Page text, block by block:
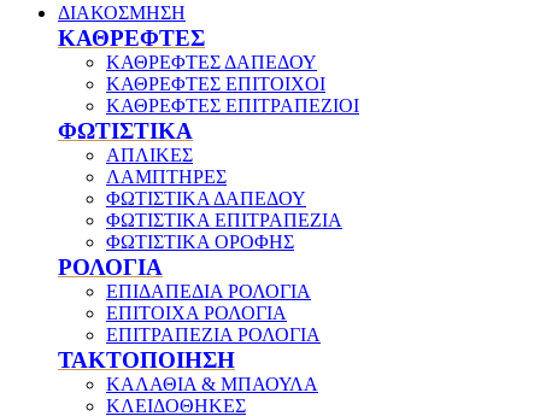
ΔΙΑΚΟΣΜΗΣΗ
ΚΑΘΡΕΦΤΕΣ
ΚΑΘΡΕΦΤΕΣ ΔΑΠΕΔΟΥ
ΚΑΘΡΕΦΤΕΣ ΕΠΙΤΟΙΧΟΙ
ΚΑΘΡΕΦΤΕΣ ΕΠΙΤΡΑΠΕΖΙΟΙ
ΦΩΤΙΣΤΙΚΑ
ΑΠΛΙΚΕΣ
ΛΑΜΠΤΗΡΕΣ
ΦΩΤΙΣΤΙΚΑ ΔΑΠΕΔΟΥ
ΦΩΤΙΣΤΙΚΑ ΕΠΙΤΡΑΠΕΖΙΑ
ΦΩΤΙΣΤΙΚΑ ΟΡΟΦΗΣ
ΡΟΛΟΓΙΑ
ΕΠΙΔΑΠΕΔΙΑ ΡΟΛΟΓΙΑ
ΕΠΙΤΟΙΧΑ ΡΟΛΟΓΙΑ
ΕΠΙΤΡΑΠΕΖΙΑ ΡΟΛΟΓΙΑ
ΤΑΚΤΟΠΟΙΗΣΗ
ΚΑΛΑΘΙΑ & ΜΠΑΟΥΛΑ
ΚΛΕΙΔΟΘΗΚΕΣ